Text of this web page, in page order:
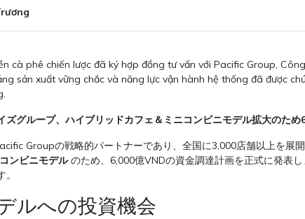
cà phê chiến lược đã ký hợp đồng tư vấn với Pacific Group,
sản xuất vững chắc và năng lực vận hành hệ thống đã được
ズグループ、ハイブリッドカフェ＆ミニコンビニモデル拡大のた
Groupの戦略的パートナーであり、全国に3,000店舗以上を展
ンビニモデルのため、6,000億VNDの資金調達計画を正式に発表
ルへの投資機会